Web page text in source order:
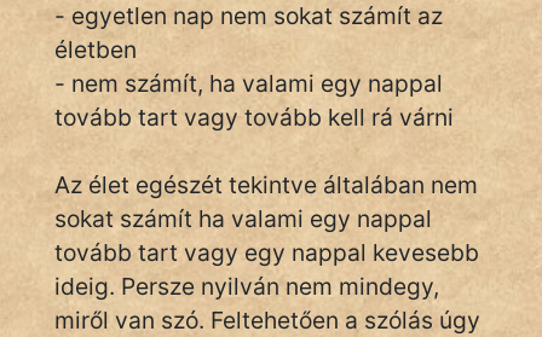
Tréfás
IRODALOM
SZÓLÁS
És
KÖZMONDÁS
- egyetlen nap nem sokat számít az
életben
- nem számít, ha valami egy nappal
tovább tart vagy tovább kell rá várni
Az élet egészét tekintve általában nem
sokat számít ha valami egy nappal
tovább tart vagy egy nappal kevesebb
ideig. Persze nyilván nem mindegy,
miről van szó. Feltehetően a szólás úgy